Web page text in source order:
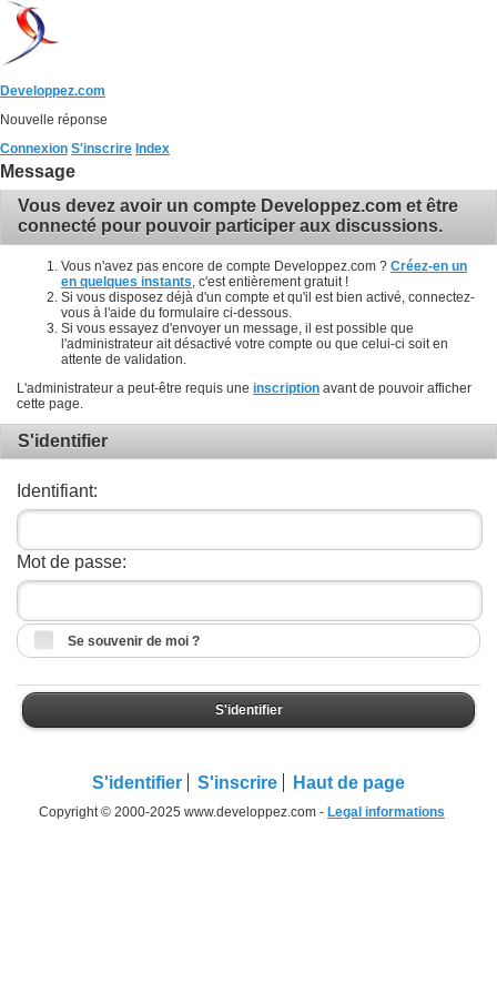
Developpez.com
Nouvelle réponse
Connexion S'inscrire Index
Message
Vous devez avoir un compte Developpez.com et être
connecté pour pouvoir participer aux discussions.
Vous n'avez pas encore de compte Developpez.com ? Créez-en un
en quelques instants , c'est entièrement gratuit !
Si vous disposez déjà d'un compte et qu'il est bien activé, connectez-
vous à l'aide du formulaire ci-dessous.
Si vous essayez d'envoyer un message, il est possible que
l'administrateur ait désactivé votre compte ou que celui-ci soit en
attente de validation.
L'administrateur a peut-être requis une inscription avant de pouvoir afficher
cette page.
S'identifier
Identifiant:
Mot de passe:
Se souvenir de moi ?
S'identifier
S'identifier S'inscrire Haut de page
Copyright © 2000-2025 www.developpez.com - Legal informations